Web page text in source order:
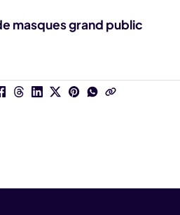
masques grand public